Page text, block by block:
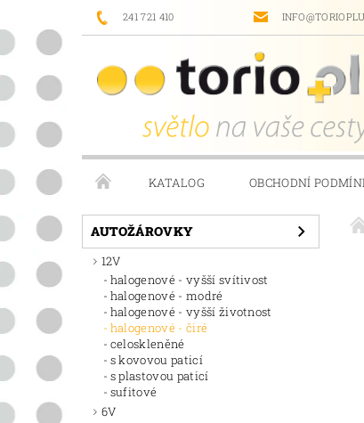
241 721 410
KATALOG OBCHODNÍ
PRODÁVANÉ ZNAČKY NAPIŠTE NÁM
AUTOŽÁROVKY
12V
halogenové - vyšší svítivost
halogenové - modré
halogenové - vyšší životnost
halogenové - čiré
celoskleněné
s kovovou paticí
s plastovou paticí
sufitové
6V